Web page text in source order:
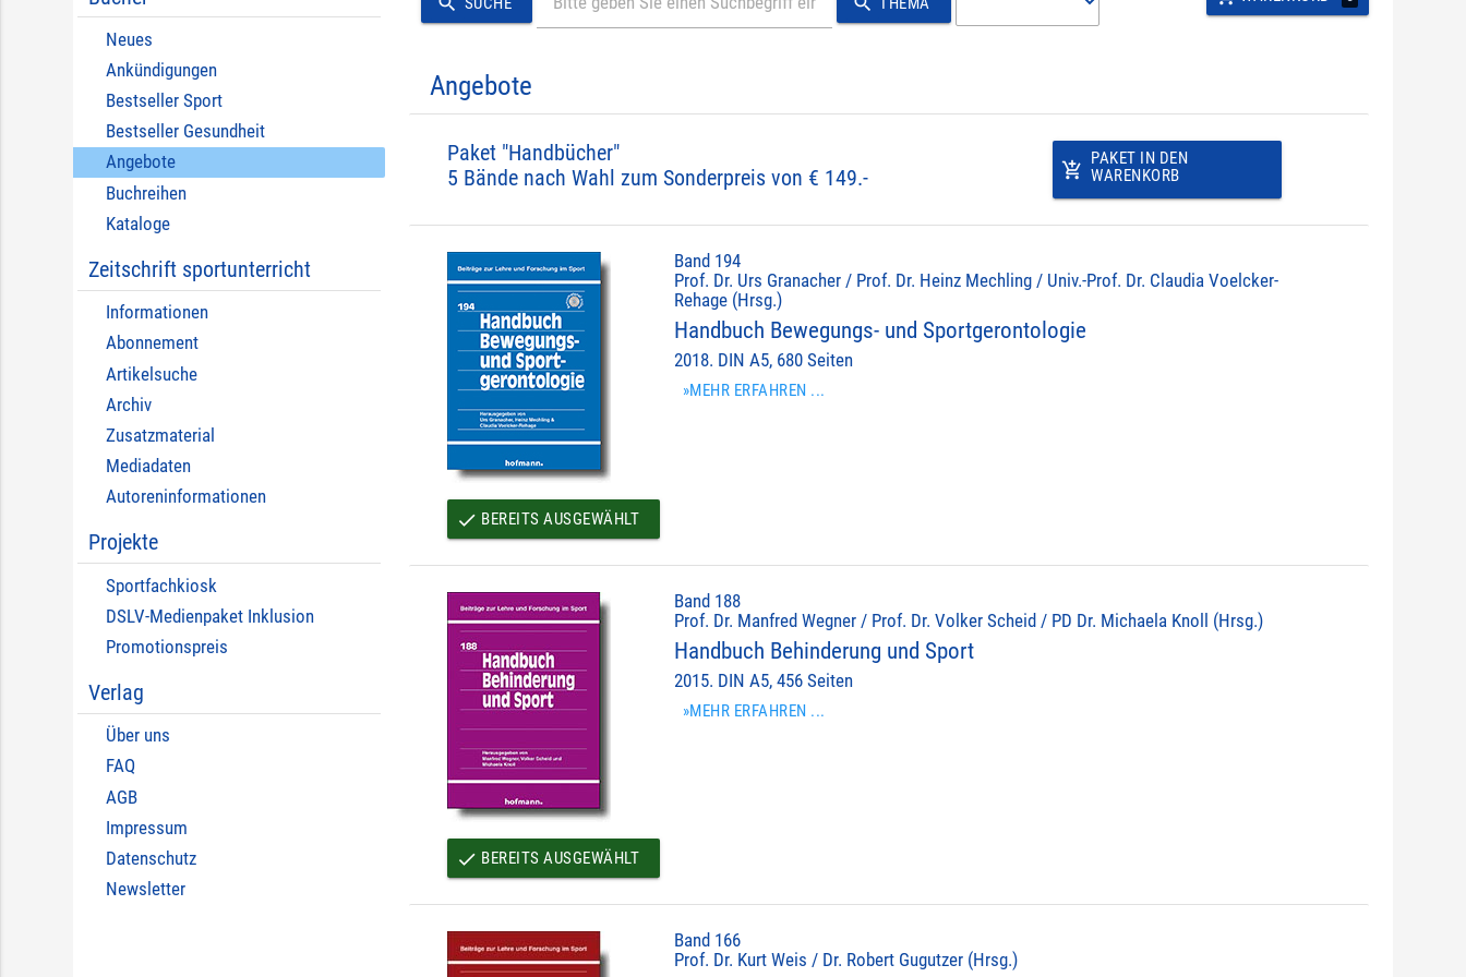
Neues
Ankündigungen
Bestseller Sport
Bestseller Gesundheit
Angebote
Buchreihen
Kataloge
Zeitschrift sportunterricht
Informationen
Abonnement
Artikelsuche
Archiv
Zusatzmaterial
Mediadaten
Autoreninformationen
Projekte
Sportfachkiosk
DSLV-Medienpaket Inklusion
Promotionspreis
Verlag
Über uns
FAQ
AGB
Impressum
Datenschutz
Newsletter
Angebote
Paket "Handbücher"
5 Bände nach Wahl zum Sonderpreis von € 149.-
add_shopping_cart
PAKET IN DEN
WARENKORB
Band 194
Prof. Dr. Urs Granacher / Prof. Dr. Heinz Mechling / Univ.-Prof. Dr. Claudia Voelcker-
Rehage (Hrsg.)
Handbuch Bewegungs- und Sportgerontologie
2018. DIN A5, 680 Seiten
»MEHR ERFAHREN ...
done BEREITS AUSGEWÄHLT
Band 188
Prof. Dr. Manfred Wegner / Prof. Dr. Volker Scheid / PD Dr. Michaela Knoll (Hrsg.)
Handbuch Behinderung und Sport
2015. DIN A5, 456 Seiten
»MEHR ERFAHREN ...
done BEREITS AUSGEWÄHLT
Band 166
Prof. Dr. Kurt Weis / Dr. Robert Gugutzer (Hrsg.)